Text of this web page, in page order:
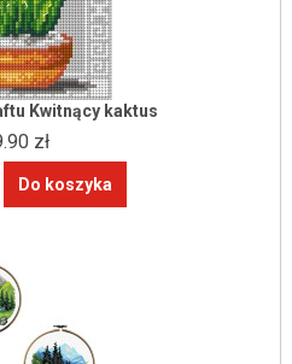
Kwitnący kaktus
zł